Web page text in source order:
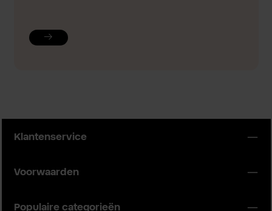
Klantenservice
Voorwaarden
Populaire categorieën